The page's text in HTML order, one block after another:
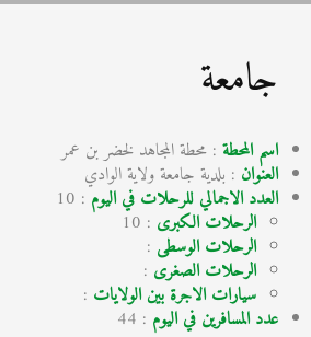
جامعة
اسم المحطة : محطة المجاهد لخضر بن عمر
العنوان : بلدية جامعة ولاية الوادي
العدد الاجمالي للرحلات في اليوم : 10
الرحلات الكبرى : 10
الرحلات الوسطى :
الرحلات الصغرى :
سيارات الاجرة بين الولايات :
عدد المسافرين في اليوم : 44